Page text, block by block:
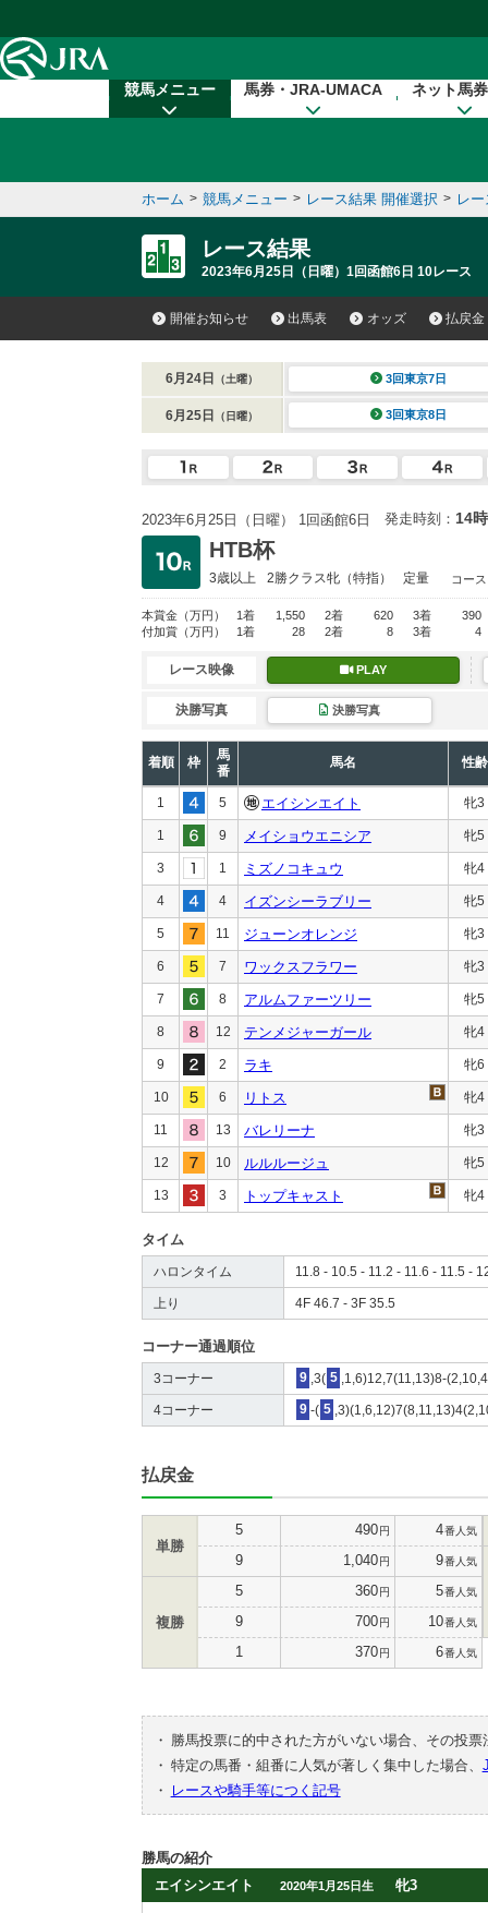
競馬メニュー 馬券・JRA-UMACA ネット馬
ホーム > 競馬メニュー > レース結果 開催選択 > レ
レース結果
2023年6月25日（日曜）1回函館6日 10レース
開催お知らせ 出馬表 オッズ 払戻金
6月24日 （土曜） 3回東京7日
6月25日 （日曜） 3回東京8日
2023年6月25日（日曜） 1回函館6日 発走時刻： 14
HTB杯
3歳以上 2勝クラス牝（特指） 定量 コー
本賞金 （万円） 1着 1,550 2着 620 3着
390
付加賞 （万円） 1着 28 2着 8 3着 4
レース映像 PLAY
決勝写真 決勝写真
着順 枠
馬
番
馬名 性齢
1 5 エイシンエイト 牝3
1 9 メイショウエニシア 牝5
3 1 ミズノコキュウ 牝4
4 4 イズンシーラブリー 牝5
5 11 ジューンオレンジ 牝3
6 7 ワックスフラワー 牝3
7 8 アルムファーツリー 牝5
8 12 テンメジャーガール 牝4
9 2 ラキ 牝6
10 6 リトス 牝4
11 13 バレリーナ 牝3
12 10 ルルルージュ 牝5
13 3 トップキャスト 牝4
タイム
ハロンタイム 11.8 - 10.5 - 11.2 - 11.6 - 11.5 -
上り 4F 46.7 - 3F 35.5
コーナー通過順位
3コーナー 9 ,3( 5 ,1,6)12,7(11,13)8-
4コーナー 9 -( 5
払戻金
単勝
5 490円 4番人気
9 1,040円 9番人気
複勝
5 360円 5番人気
9 700円 10番人気
1 370円 6番人気
・
勝馬投票に的中された方がいない場合、その投
・ 特定の馬番・組番に人気が著しく集中した場合、
・
レースや騎手等につく記号
勝馬の紹介
エイシンエイト
2020年1月25日生 牝3